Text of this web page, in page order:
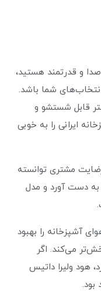
و قدرتمند هستید،
شما باشد.
قابل شستشو و
ایرانی را به خوبی
مشتری توانسته
به دست آورد و مدل
آشپزخانه را بهبود
می‌کند. اگر
هود ولیرا داتیس
بود.